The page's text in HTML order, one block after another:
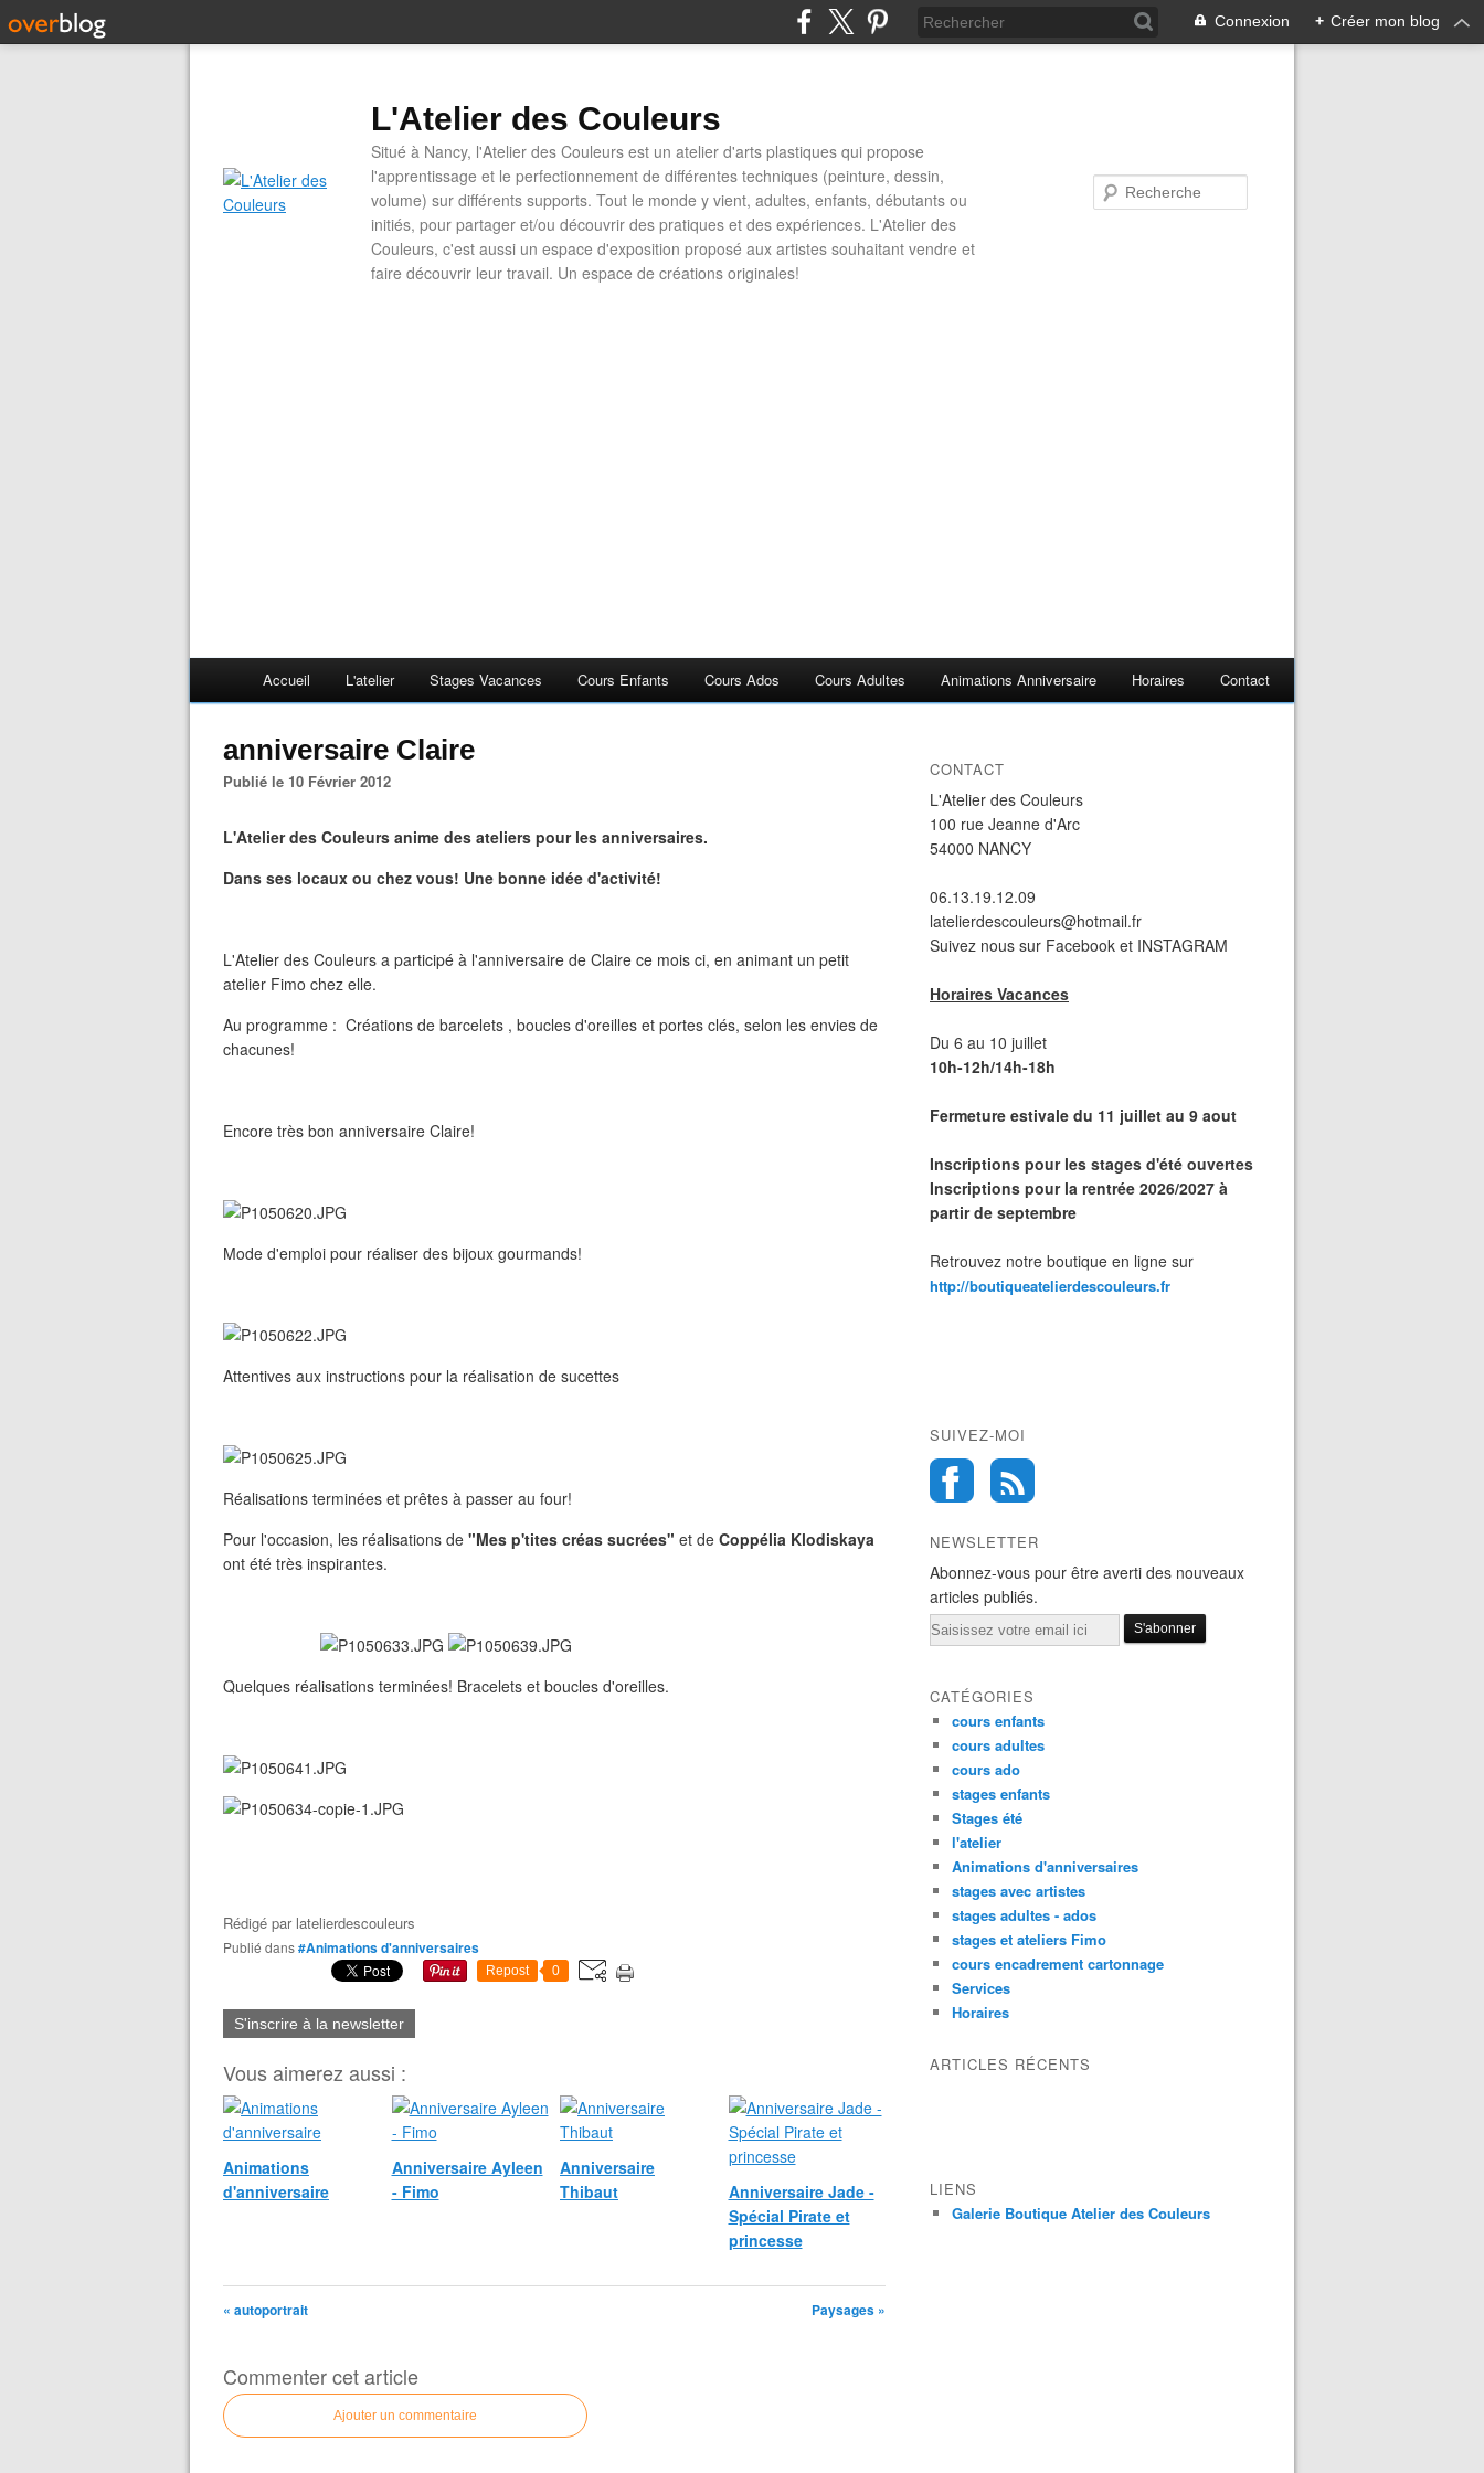
Connexion + Créer mon blog
L'Atelier des Couleurs
Situé à Nancy, l'Atelier des Couleurs est un atelier d'arts plastiques qui propose
l'apprentissage et le perfectionnement de différentes techniques (peinture, dessin,
volume) sur différents supports. Tout le monde y vient, adultes, enfants, débutants ou
initiés, pour partager et/ou découvrir des pratiques et des expériences. L'Atelier des
Couleurs, c'est aussi un espace d'exposition proposé aux artistes souhaitant vendre et
faire découvrir leur travail. Un espace de créations originales!
Accueil L'atelier Stages Vacances Cours Enfants Cours Ados Cours Adultes Animations Anniversaire Horaires Contact
anniversaire Claire
Publié le 10 Février 2012
L'Atelier des Couleurs anime des ateliers pour les anniversaires.
Dans ses locaux ou chez vous! Une bonne idée d'activité!
L'Atelier des Couleurs a participé à l'anniversaire de Claire ce mois ci, en animant un petit
atelier Fimo chez elle.
Au programme : Créations de barcelets , boucles d'oreilles et portes clés, selon les envies de
chacunes!
Encore très bon anniversaire Claire!
Mode d'emploi pour réaliser des bijoux gourmands!
Attentives aux instructions pour la réalisation de sucettes
Réalisations terminées et prêtes à passer au four!
Pour l'occasion, les réalisations de "Mes p'tites créas sucrées" et de Coppélia Klodiskaya
ont été très inspirantes.
Quelques réalisations terminées! Bracelets et boucles d'oreilles.
Rédigé par latelierdescouleurs
Publié dans#Animations d'anniversaires
Repost 0
S'inscrire à la newsletter
Vous aimerez aussi :
Animations
d'anniversaire
Anniversaire Ayleen
- Fimo
Anniversaire
Thibaut
Anniversaire Jade -
Spécial Pirate et
princesse
« autoportrait Paysages »
Commenter cet article
Ajouter un commentaire
CONTACT
L'Atelier des Couleurs
100 rue Jeanne d'Arc
54000 NANCY
06.13.19.12.09
latelierdescouleurs@hotmail.fr
Suivez nous sur Facebook et INSTAGRAM
Horaires Vacances
Du 6 au 10 juillet
10h-12h/14h-18h
Fermeture estivale du 11 juillet au 9 aout
Inscriptions pour les stages d'été ouvertes
Inscriptions pour la rentrée 2026/2027 à
partir de septembre
Retrouvez notre boutique en ligne sur
http://boutiqueatelierdescouleurs.fr
SUIVEZ-MOI
NEWSLETTER
Abonnez-vous pour être averti des nouveaux
articles publiés.
Email
CATÉGORIES
cours enfants
cours adultes
cours ado
stages enfants
Stages été
l'atelier
Animations d'anniversaires
stages avec artistes
stages adultes - ados
stages et ateliers Fimo
cours encadrement cartonnage
Services
Horaires
ARTICLES RÉCENTS
LIENS
Galerie Boutique Atelier des Couleurs